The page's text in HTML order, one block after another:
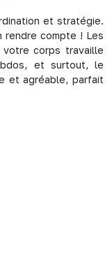
et stratégie.
rendre compte ! Les
corps travaille
et surtout, le
et agréable, parfait